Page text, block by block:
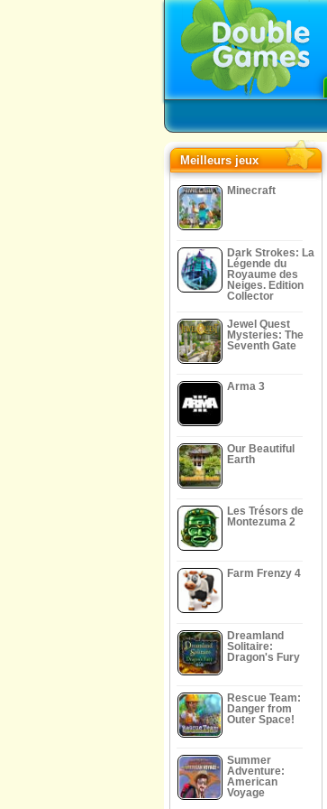
Meilleurs jeux
Minecraft
Dark Strokes: La
Légende du
Royaume des
Neiges. Edition
Collector
Jewel Quest
Mysteries: The
Seventh Gate
Arma 3
Our Beautiful
Earth
Les Trésors de
Montezuma 2
Farm Frenzy 4
Dreamland
Solitaire:
Dragon's Fury
Rescue Team:
Danger from
Outer Space!
Summer
Adventure:
American
Voyage